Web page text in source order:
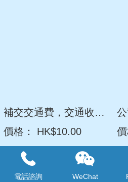
補交交通費，交通收費表
價格：
HK$10.00
價
電話諮詢 WeChat